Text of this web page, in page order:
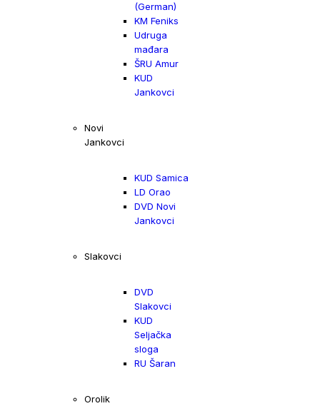
(German)
KM Feniks
Udruga
mađara
ŠRU Amur
KUD
Jankovci
Novi
Jankovci
KUD Samica
LD Orao
DVD Novi
Jankovci
Slakovci
DVD
Slakovci
KUD
Seljačka
sloga
RU Šaran
Orolik